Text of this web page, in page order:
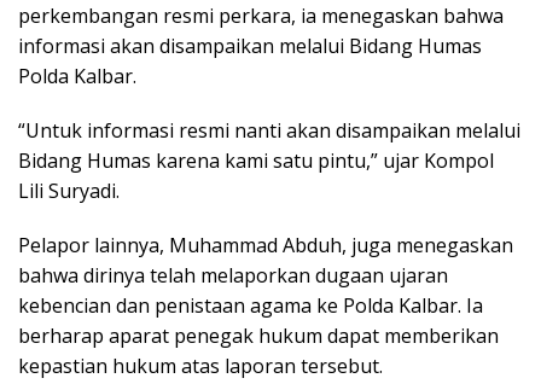
perkembangan resmi perkara, ia menegaskan bahwa
informasi akan disampaikan melalui Bidang Humas
Polda Kalbar.
“Untuk informasi resmi nanti akan disampaikan melalui
Bidang Humas karena kami satu pintu,” ujar Kompol
Lili Suryadi.
Pelapor lainnya, Muhammad Abduh, juga menegaskan
bahwa dirinya telah melaporkan dugaan ujaran
kebencian dan penistaan agama ke Polda Kalbar. Ia
berharap aparat penegak hukum dapat memberikan
kepastian hukum atas laporan tersebut.